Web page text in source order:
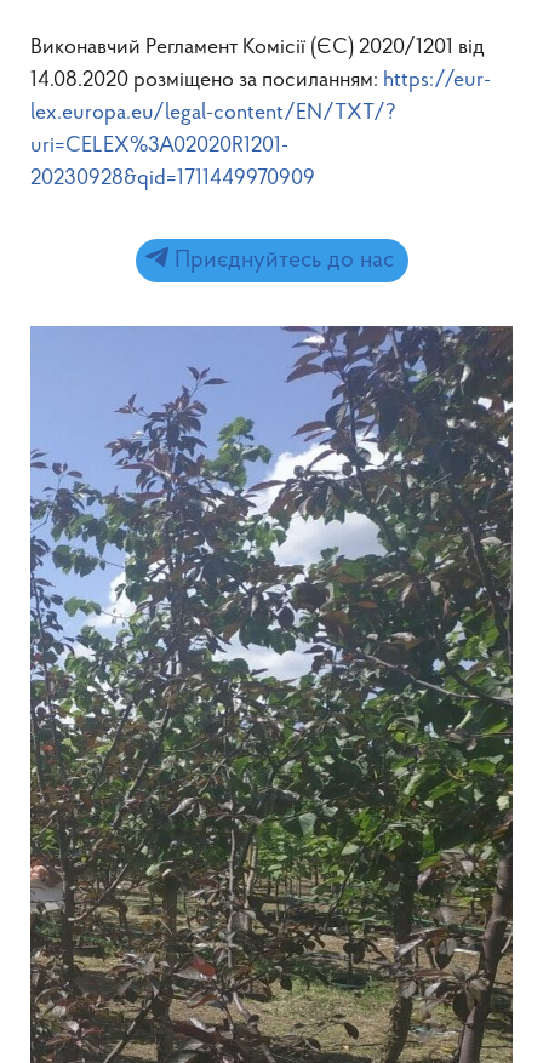
Виконавчий Регламент Комісії (ЄС) 2020/1201 від
14.08.2020 розміщено за посиланням: https://eur-
lex.europa.eu/legal-content/EN/TXT/?
uri=CELEX%3A02020R1201-
20230928&qid=1711449970909
Приєднуйтесь до нас